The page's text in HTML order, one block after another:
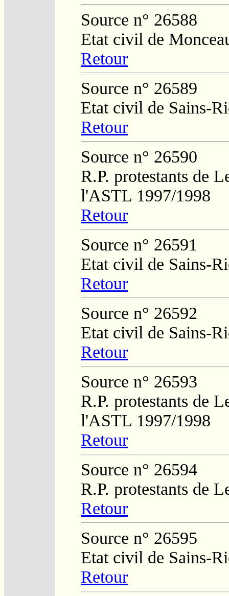
Source n° 26588
Etat civil de
Retour
Source n° 26589
Etat civil de Sains-
Retour
Source n° 26590
R.P. protestants de
l'ASTL 1997/1998
Retour
Source n° 26591
Etat civil de Sains-
Retour
Source n° 26592
Etat civil de Sains-
Retour
Source n° 26593
R.P. protestants de
l'ASTL 1997/1998
Retour
Source n° 26594
R.P. protestants de
Retour
Source n° 26595
Etat civil de Sains-
Retour